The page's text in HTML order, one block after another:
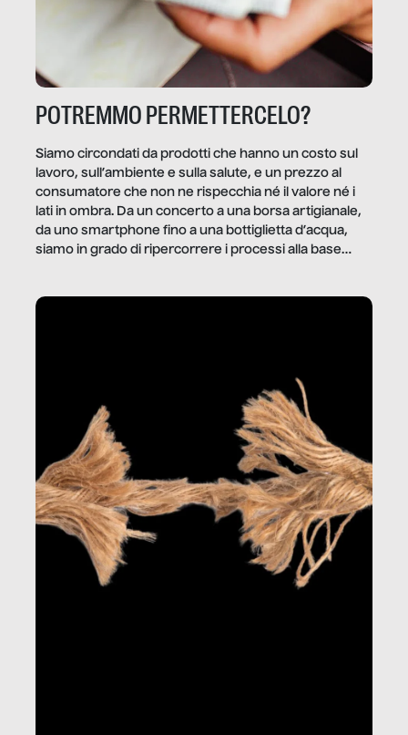
POTREMMO PERMETTERCELO?
Siamo circondati da prodotti che hanno un costo sul
lavoro, sull’ambiente e sulla salute, e un prezzo al
consumatore che non ne rispecchia né il valore né i
lati in ombra. Da un concerto a una borsa artigianale,
da uno smartphone fino a una bottiglietta d’acqua,
siamo in grado di ripercorrere i processi alla base
dietro gli oggetti e i servizi che fanno la nostra vita